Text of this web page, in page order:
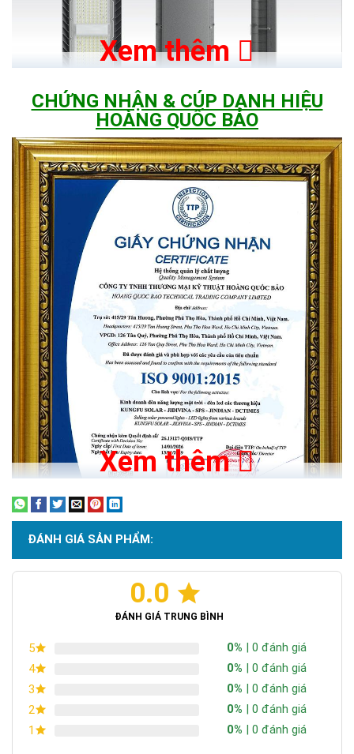
Vì sao nhiều khách hàng chọn đèn năng
lượng mặt trời 1000W này?
Nếu bạn đang tìm một giải pháp chiếu sáng không phụ
thuộc điện lưới, đèn solar light 1000W SP này giải quyết
được cả bài toán chi phí vận hành và độ ổn định.
So vớiđèn năng lượng mặt trờiphổ thông, phiên bản 1000W có
lợi thế rõ ràng về công suất, thời gian chiếu sáng và độ bền hệ
thống:
Không tốn tiền điện mỗi tháng
Không cần kéo dây phức tạp
Hoạt động ổn định ngay cả khi mất điện
Tuổi thọ pin và LED cao, giảm chi phí thay thế
Sử dụng Chip LED 5054 siêu sáng
Xem thêm
CHỨNG NHẬN & CÚP DANH HIỆU
HOÀNG QUỐC BẢO
Chứng nhận ISO 9001:2015
Xem thêm
ĐÁNH GIÁ SẢN PHẨM:
0.0
ĐÁNH GIÁ TRUNG BÌNH
5 0% | 0 đánh giá
4
0% | 0 đánh giá
3
0% | 0 đánh giá
2
0% | 0 đánh giá
1
0% | 0 đánh giá